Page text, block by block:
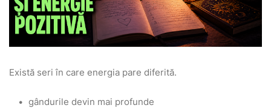
Există seri în care energia pare diferită.
gândurile devin mai profunde